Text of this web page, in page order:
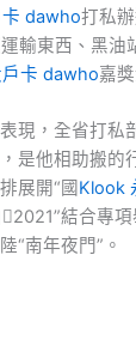
dawho打私
輸東西、黑油
卡 dawho嘉
現，全省打私
是他相助搬的
展開“國Klook
結合專
“南年夜門”。